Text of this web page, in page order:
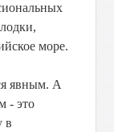
море.
явным. А
- это
в